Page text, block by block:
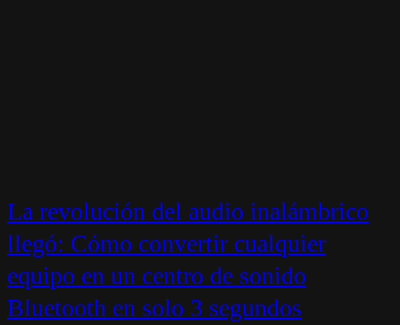
La revolución del audio inalámbrico
llegó: Cómo convertir cualquier
equipo en un centro de sonido
Bluetooth en solo 3 segundos